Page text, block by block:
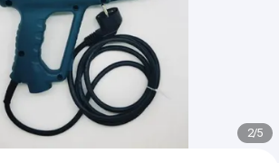
2/5